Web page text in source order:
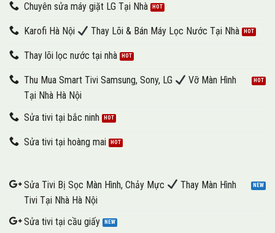
Chuyên sửa máy giặt LG Tại Nhà
Karofi Hà Nội Thay Lõi & Bán Máy Lọc Nước Tại Nhà
Thay lõi lọc nước tại nhà
Thu Mua Smart Tivi Samsung, Sony, LG
Vỡ Màn Hình
Tại Nhà Hà Nội
Sửa tivi tại bắc ninh
Sửa tivi tại hoàng mai
Sửa Tivi Bị Sọc Màn Hình, Chảy Mực
Thay Màn Hình
Tivi Tại Nhà Hà Nội
Sửa tivi tại cầu giấy